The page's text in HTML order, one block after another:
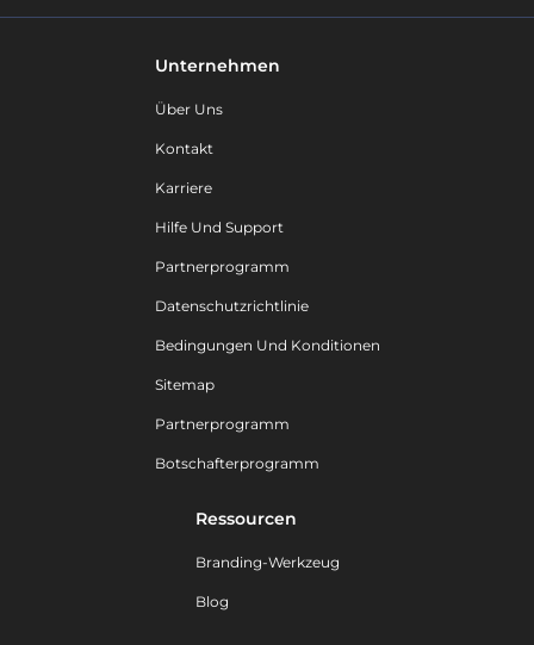
Unternehmen
Über Uns
Kontakt
Karriere
Hilfe Und Support
Partnerprogramm
Datenschutzrichtlinie
Bedingungen Und Konditionen
Sitemap
Partnerprogramm
Botschafterprogramm
Ressourcen
Branding-Werkzeug
Blog